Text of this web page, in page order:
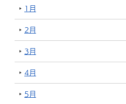
1月
2月
3月
4月
5月